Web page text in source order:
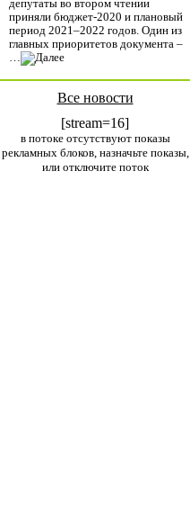
депутаты во втором чтении
приняли бюджет-2020 и плановый
период 2021–2022 годов. Один из
главных приоритетов документа –
…
Все новости
[stream=16]
в потоке отсутствуют показы
рекламных блоков, назначьте показы,
или отключите поток